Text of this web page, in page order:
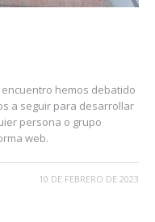
hemos debatido
a seguir para desarrollar
persona o grupo
web.
10 DE FEBRERO DE 2023